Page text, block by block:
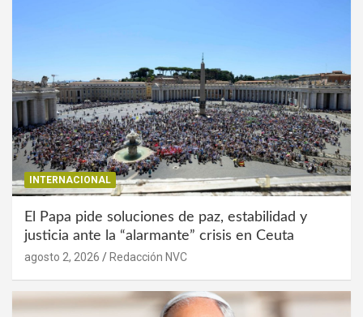
INTERNACIONAL
El Papa pide soluciones de paz, estabilidad y
justicia ante la “alarmante” crisis en Ceuta
agosto 2, 2026 Redacción NVC